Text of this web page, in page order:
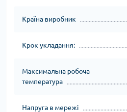
Країна виробник
Крок укладання:
Максимальна робоча
температура
Напруга в мережі